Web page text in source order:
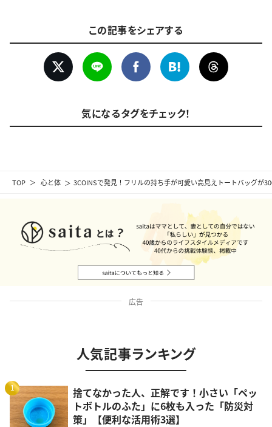
TOP 心と体 3COINSで発見！フリルの持ち手が可愛い高見えトートバッグが
この記事をシェアする
気になるタグをチェック！
広告
人気記事ランキング
1
捨てなかった人、正解です！小さい「ペッ
トボトルのふた」に6枚も入った「防災対
策」【便利な活用術3選】